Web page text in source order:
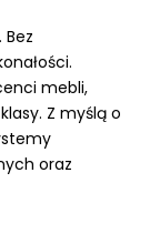
mebli,
Z myślą o
oraz